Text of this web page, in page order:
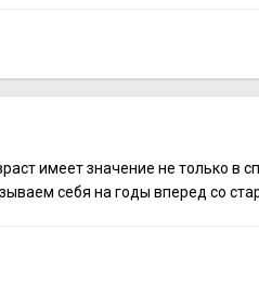
имеет значение не только в
себя на годы вперед со